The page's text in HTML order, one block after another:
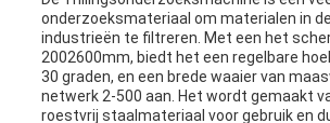
onderzoeksmateriaal om materialen in
industrieën te filtreren. Met een het
2002600mm, biedt het een regelbare
30 graden, en een brede waaier van
netwerk 2-500 aan. Het wordt gemaakt
roestvrij staalmateriaal voor gebruik en